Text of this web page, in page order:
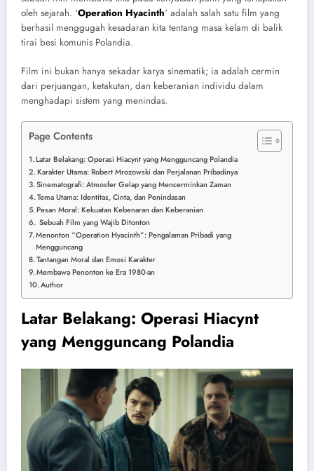
oleh sejarah. ‘Operation Hyacinth‘ adalah salah satu film yang
berhasil menggugah kesadaran kita tentang masa kelam di balik
tirai besi komunis Polandia.
Film ini bukan hanya sekadar karya sinematik; ia adalah cermin
dari perjuangan, ketakutan, dan keberanian individu dalam
menghadapi sistem yang menindas.
Page Contents
Latar Belakang: Operasi Hiacynt yang Mengguncang Polandia
Karakter Utama: Robert Mrozowski dan Perjalanan Pribadinya
Sinematografi: Atmosfer Gelap yang Mencerminkan Zaman
Tema Utama: Identitas, Cinta, dan Penindasan
Pesan Moral: Kekuatan Kebenaran dan Keberanian
Sebuah Film yang Wajib Ditonton
Menonton “Operation Hyacinth”: Pengalaman Pribadi yang
Mengguncang
Tantangan Moral dan Emosi Karakter
Membawa Penonton ke Era 1980-an
Author
Latar Belakang: Operasi Hiacynt
yang Mengguncang Polandia